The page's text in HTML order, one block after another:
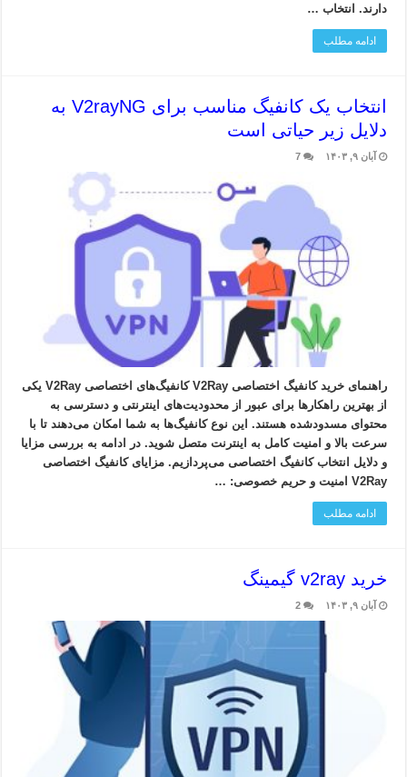
دارند. انتخاب …
ادامه مطلب
انتخاب یک کانفیگ مناسب برای V2rayNG به
دلایل زیر حیاتی است
آبان ۹, ۱۴۰۳ 7
راهنمای خرید کانفیگ اختصاصی V2Ray کانفیگ‌های اختصاصی V2Ray یکی
از بهترین راهکارها برای عبور از محدودیت‌های اینترنتی و دسترسی به
محتوای مسدودشده هستند. این نوع کانفیگ‌ها به شما امکان می‌دهند تا با
سرعت بالا و امنیت کامل به اینترنت متصل شوید. در ادامه به بررسی مزایا
و دلایل انتخاب کانفیگ اختصاصی می‌پردازیم. مزایای کانفیگ اختصاصی
V2Ray امنیت و حریم خصوصی: …
ادامه مطلب
خرید v2ray گیمینگ
آبان ۹, ۱۴۰۳ 2